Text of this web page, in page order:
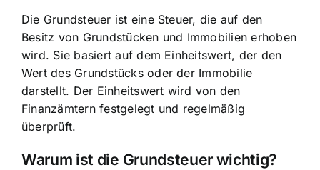
Die Grundsteuer ist eine Steuer, die auf den
Besitz von Grundstücken und Immobilien erhoben
wird. Sie basiert auf dem Einheitswert, der den
Wert des Grundstücks oder der Immobilie
darstellt. Der Einheitswert wird von den
Finanzämtern festgelegt und regelmäßig
überprüft.
Warum ist die Grundsteuer wichtig?